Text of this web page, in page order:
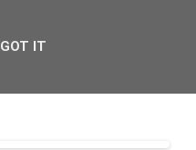
GOT IT